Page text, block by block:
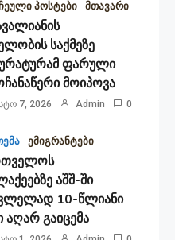
პოსტები მთავარი
საქმეზე
ფარული
მოიპოვა
7, 2026 Admin 0
ემიგრანტები
აშშ-ში
10-წლიანი
აღარ გაიცემა